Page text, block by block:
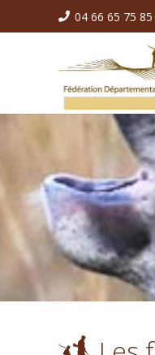
04 66 65 75 85